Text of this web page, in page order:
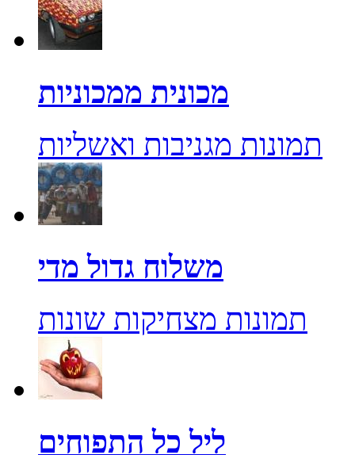
מכונית ממכוניות
תמונות מגניבות ואשליות
משלוח גדול מדי
תמונות מצחיקות שונות
ליל כל התפוחים